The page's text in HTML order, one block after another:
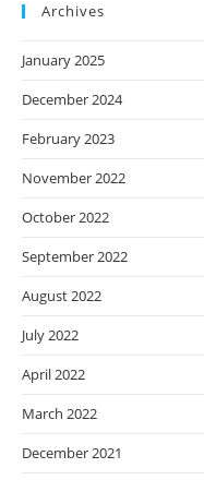
Archives
January 2025
December 2024
February 2023
November 2022
October 2022
September 2022
August 2022
July 2022
April 2022
March 2022
December 2021